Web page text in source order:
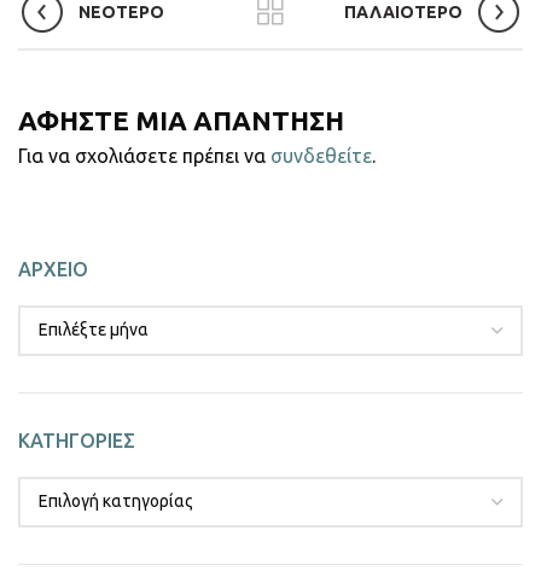
ΝΕΟΤΕΡΟ ΠΑΛΑΙΟΤΕΡΟ
ΑΦΗΣΤΕ ΜΙΑ ΑΠΑΝΤΗΣΗ
Για να σχολιάσετε πρέπει να συνδεθείτε.
ΑΡΧΕΙΟ
ΚΑΤΗΓΟΡΙΕΣ